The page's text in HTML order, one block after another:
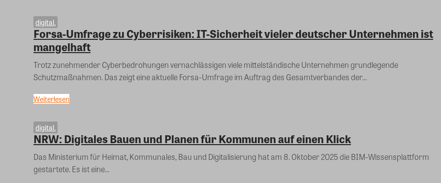
digital.
Forsa-Umfrage zu Cyberrisiken: IT-Sicherheit vieler deutscher Unternehmen ist
mangelhaft
Trotz zunehmender Cyberbedrohungen vernachlässigen viele mittelständische Unternehmen grundlegende
Schutzmaßnahmen. Das zeigt eine aktuelle Forsa-Umfrage im Auftrag des Gesamtverbandes der...
Weiterlesen
digital.
NRW: Digitales Bauen und Planen für Kommunen auf einen Klick
Das Ministerium für Heimat, Kommunales, Bau und Digitalisierung hat am 8. Oktober 2025 die BIM-Wissensplattform
gestartete. Es ist eine...